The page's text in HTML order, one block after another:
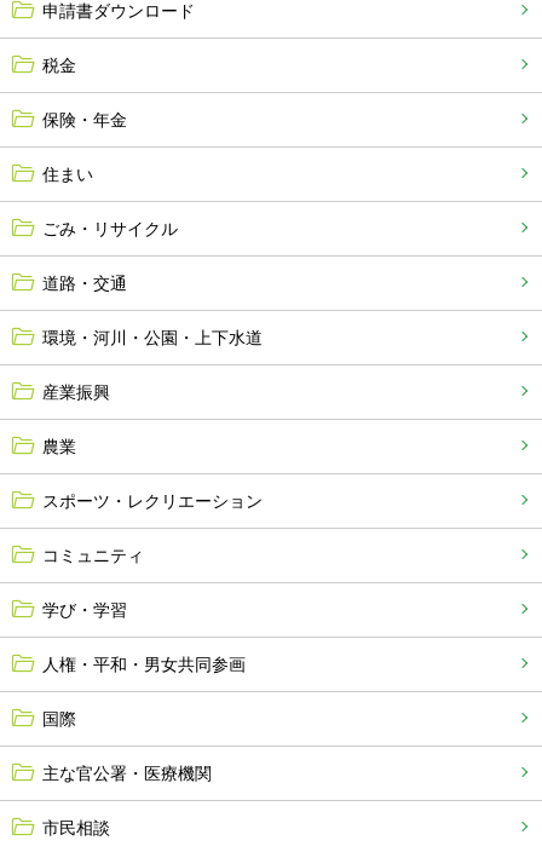
申請書ダウンロード
税金
保険・年金
住まい
ごみ・リサイクル
道路・交通
環境・河川・公園・上下水道
産業振興
農業
スポーツ・レクリエーション
コミュニティ
学び・学習
人権・平和・男女共同参画
国際
主な官公署・医療機関
市民相談